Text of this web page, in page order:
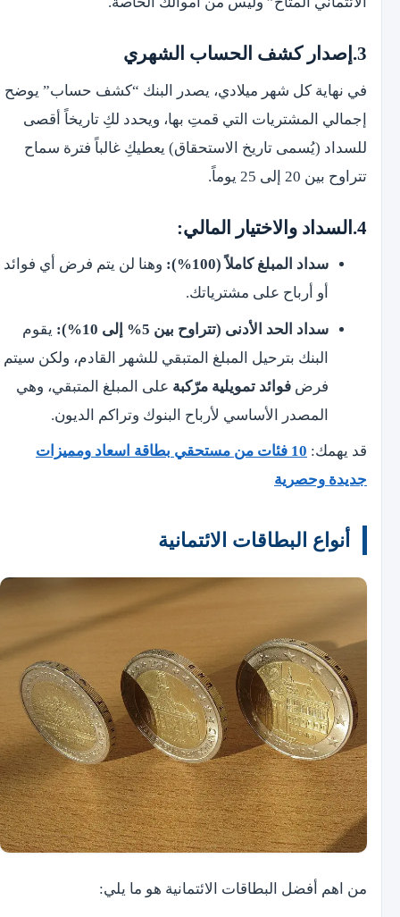
‫3.إصدار كشف الحساب الشهري
في نهاية كل شهر ميلادي، يصدر البنك “كشف حساب” يوضح
إجمالي المشتريات التي قمتِ بها، ويحدد لكِ تاريخاً أقصى
للسداد (يُسمى تاريخ الاستحقاق) يعطيكِ غالباً فترة سماح
تتراوح بين 20 إلى 25 يوماً.
‫4.السداد والاختيار المالي:
سداد المبلغ كاملاً (100%):
وهنا لن يتم فرض أي فوائد
أو أرباح على مشترياتك.
سداد الحد الأدنى (تتراوح بين 5% إلى 10%):
يقوم
البنك بترحيل المبلغ المتبقي للشهر القادم، ولكن سيتم
فرضفوائد تمويلية مرّكبة على المبلغ المتبقي، وهي
المصدر الأساسي لأرباح البنوك وتراكم الديون.
قد يهمك:
10 فئات من مستحقي بطاقة اسعاد ومميزات
جديدة وحصرية
أنواع البطاقات الائتمانية
من اهم أفضل البطاقات الائتمانية هو ما يلي: